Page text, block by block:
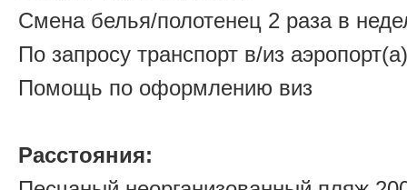
Смена белья/полотенец 2 раза в
По запросу транспорт в/из аэропорт(а)
Помощь по оформлению виз
Расстояния: